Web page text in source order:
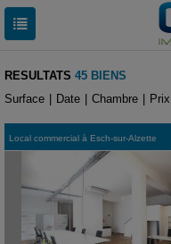
RESULTATS 45 BIENS
Surface
Date Chambre Prix
Local commercial à Esch-sur-Alzette